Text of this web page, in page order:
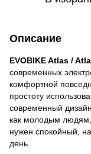
Описание
EVOBIKE Atlas /
современных
комфортной
простоту
современный
как молодым людям,
нужен спокойный,
день.